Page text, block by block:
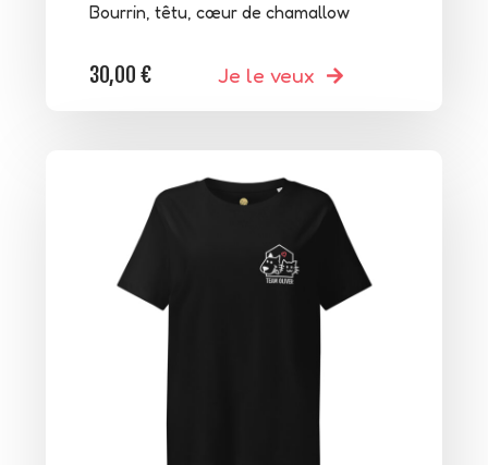
Bourrin, têtu, cœur de chamallow
30,00€ Je le veux